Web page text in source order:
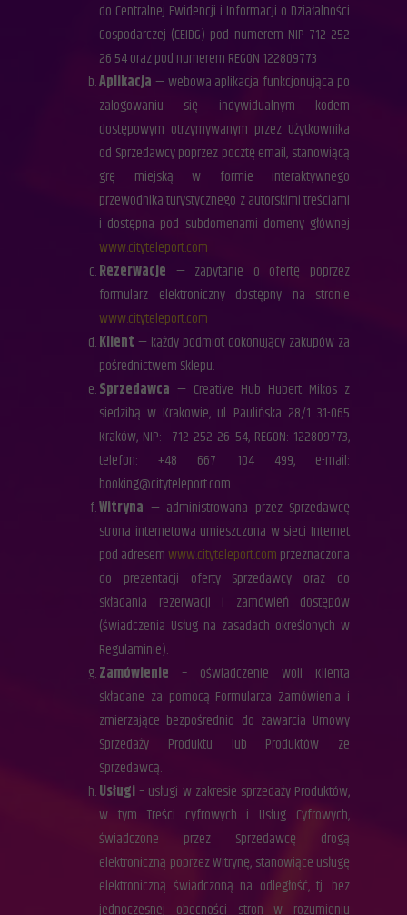
do Centralnej Ewidencji i Informacji o Działalności
Gospodarczej (CEIDG) pod numerem NIP 712 252
26 54 oraz pod numerem REGON 122809773
Aplikacja — webowa aplikacja funkcjonująca po
zalogowaniu się indywidualnym kodem
dostępowym otrzymywanym przez Użytkownika
od Sprzedawcy poprzez pocztę email, stanowiącą
grę miejską w formie interaktywnego
przewodnika turystycznego z autorskimi treściami
i dostępna pod subdomenami domeny głównej
www.cityteleport.com
Rezerwacje — zapytanie o ofertę poprzez
formularz elektroniczny dostępny na stronie
www.cityteleport.com
Klient — każdy podmiot dokonujący zakupów za
pośrednictwem Sklepu.
Sprzedawca — Creative Hub Hubert Mikos z
siedzibą w Krakowie, ul. Paulińska 28/1 31-065
Kraków, NIP: 712 252 26 54, REGON: 122809773,
telefon: +48 667 104 499, e-mail:
booking@cityteleport.com
Witryna — administrowana przez Sprzedawcę
strona internetowa umieszczona w sieci Internet
pod adresemwww.cityteleport.com przeznaczona
do prezentacji oferty Sprzedawcy oraz do
składania rezerwacji i zamówień dostępów
(świadczenia Usług na zasadach określonych w
Regulaminie).
Zamówienie – oświadczenie woli Klienta
składane za pomocą Formularza Zamówienia i
zmierzające bezpośrednio do zawarcia Umowy
Sprzedaży Produktu lub Produktów ze
Sprzedawcą.
Usługi– usługi w zakresie sprzedaży Produktów,
w tym Treści cyfrowych i Usług Cyfrowych,
świadczone przez Sprzedawcę drogą
elektroniczną poprzez Witrynę, stanowiące usługę
elektroniczną świadczoną na odległość, tj. bez
jednoczesnej obecności stron w rozumieniu